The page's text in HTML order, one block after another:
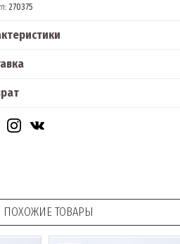
270375
ПОХОЖИЕ ТОВАРЫ